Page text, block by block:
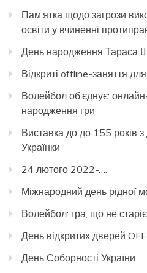
Пам’ятка щодо загрози
освіти у вчиненні
День народження Тараса
Відкриті offline-заняття для
Волейбол об’єднує:
народження гри
Виставка до до 155 років
Українки
24 лютого 2022-….
Міжнародний день рідної
Волейбол: гра, що не старіє
День відкритих дверей
День Соборності України